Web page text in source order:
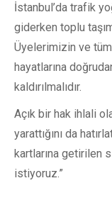
İstanbul’da trafik
giderken toplu
Üyelerimizin ve
hayatlarına
kaldırılmalıdır.
Açık bir hak ihlali
yarattığını da
kartlarına getirilen
istiyoruz.”